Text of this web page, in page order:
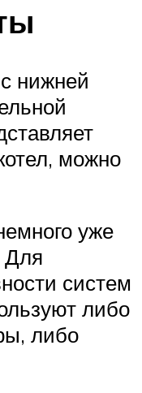
нижней
можно
уже
Для
систем
либо
либо